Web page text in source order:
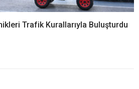
Trafik Kurallarıyla Buluşturdu